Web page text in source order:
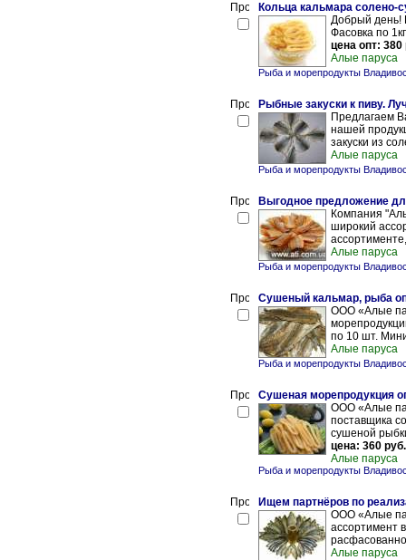
Кольца кальмара солено-
Добрый день!
Фасовка по
цена опт: 380
Алые паруса
Рыба и морепродукты
Рыбные закуски к пиву.
Предлагаем
нашей
закуски из
Алые паруса
Рыба и морепродукты
Выгодное предложение
Компания
широкий
Алые паруса
Рыба и морепродукты
Сушеный кальмар, рыба
ООО «Алые
по 10 шт.
Алые паруса
Рыба и морепродукты
Сушеная морепродукция
ООО «Алые
поставщика
сушеной
цена: 360 руб.
Алые паруса
Рыба и морепродукты
Ищем партнёров по
ООО «Алые
ассортимент
Алые паруса